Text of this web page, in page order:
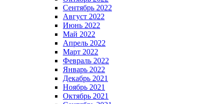
Сентябрь 2022
Август 2022
Июнь 2022
Май 2022
Апрель 2022
Март 2022
Февраль 2022
Январь 2022
Декабрь 2021
Ноябрь 2021
Октябрь 2021